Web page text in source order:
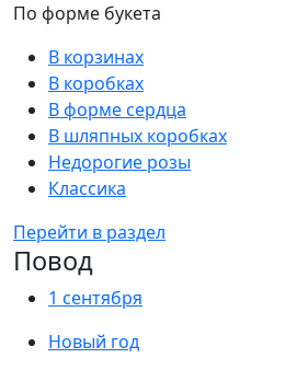
По форме букета
В корзинах
В коробках
В форме сердца
В шляпных коробках
Недорогие розы
Классика
Перейти в раздел
Повод
1 сентября
Новый год